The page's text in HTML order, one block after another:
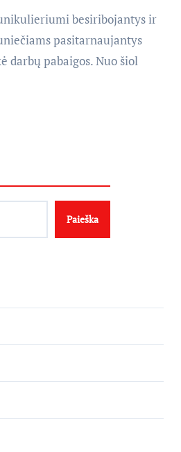
besiribojantys ir
pasitarnaujantys
darbų pabaigos. Nuo šiol
Paieška